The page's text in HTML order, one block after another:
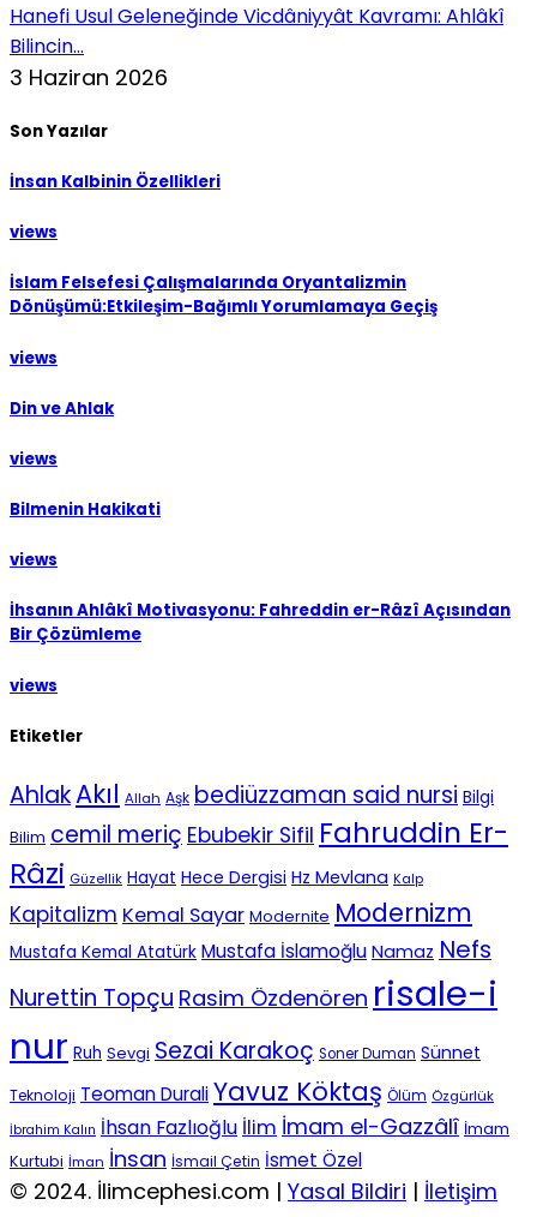
Hanefi Usul Geleneğinde Vicdâniyyât Kavramı: Ahlâkî
Bilincin...
3 Haziran 2026
Son Yazılar
İnsan Kalbinin Özellikleri
views
İslam Felsefesi Çalışmalarında Oryantalizmin
Dönüşümü:Etkileşim-Bağımlı Yorumlamaya Geçiş
views
Din ve Ahlak
views
Bilmenin Hakikati
views
İhsanın Ahlâkî Motivasyonu: Fahreddin er-Râzî Açısından
Bir Çözümleme
views
Etiketler
AhlakAkıl Allah Aşk bediüzzaman said nursi Bilgi
Bilim cemil meriç Ebubekir Sifil Fahruddin Er-
Râzi Güzellik Hayat Hece Dergisi Hz Mevlana Kalp
Kapitalizm Kemal Sayar Modernite Modernizm
Mustafa Kemal Atatürk Mustafa İslamoğlu Namaz Nefs
Nurettin Topçu Rasim Özdenören risale-i
nur Ruh Sevgi Sezai Karakoç Soner Duman Sünnet
Teknoloji Teoman DuraliYavuz Köktaş Ölüm Özgürlük
İbrahim Kalın İhsan Fazlıoğlu İlim İmam el-Gazzâlî İmam
Kurtubi İman İnsan İsmail Çetin İsmet Özel
© 2024. İlimcephesi.com | Yasal Bildiri | İletişim